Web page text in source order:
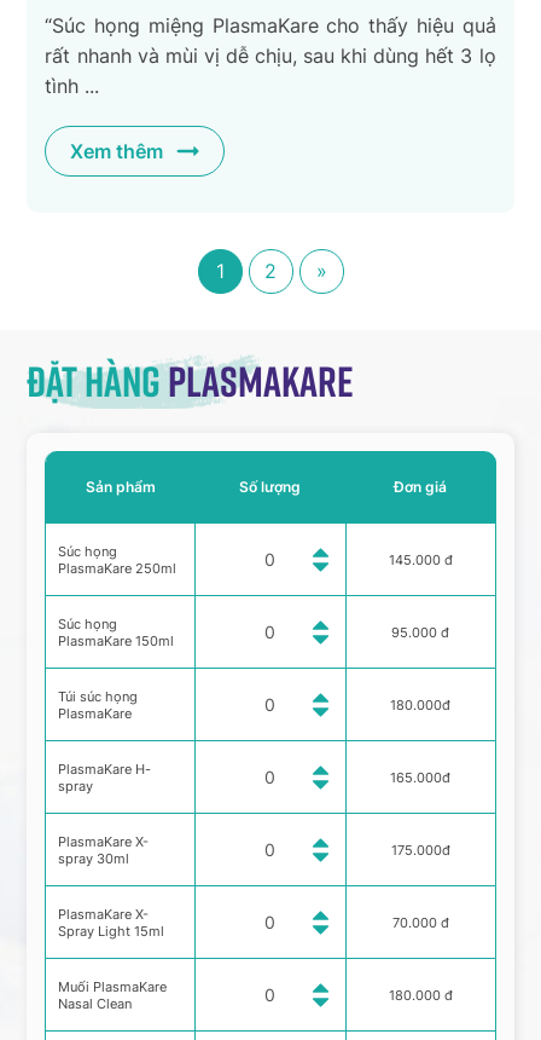
“Súc họng miệng PlasmaKare cho thấy hiệu quả
rất nhanh và mùi vị dễ chịu, sau khi dùng hết 3 lọ
tình ...
Xem thêm
1 2 »
Đặt hàngPlasmakare
Sản phẩm
Súc họng
PlasmaKare 250ml
Súc họng
PlasmaKare 150ml
Túi súc họng
PlasmaKare
PlasmaKare H-
spray
PlasmaKare X-
spray 30ml
PlasmaKare X-
Spray Light 15ml
Muối PlasmaKare
Nasal Clean
Số lượng Đơn giá
145.000 đ
95.000 đ
180.000đ
165.000đ
175.000đ
70.000 đ
180.000 đ